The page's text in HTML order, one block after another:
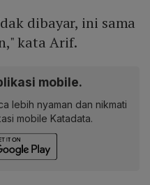
dibayar, ini sama
kata Arif.
mobile.
lebih nyaman dan nikmati
mobile Katadata.